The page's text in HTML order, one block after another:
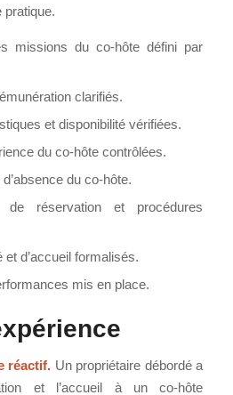
pratique.
missions du co-hôte défini par
clarifiés.
et disponibilité vérifiées.
du co-hôte contrôlées.
du co-hôte.
réservation et procédures
et d’accueil formalisés.
mis en place.
réactif. Un propriétaire débordé a
et l’accueil à un co-hôte